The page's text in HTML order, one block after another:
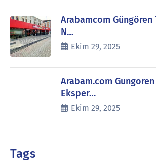
Arabamcom Güngören
N…
Ekim 29, 2025
Arabam.com
Eksper…
Ekim 29, 2025
Tags